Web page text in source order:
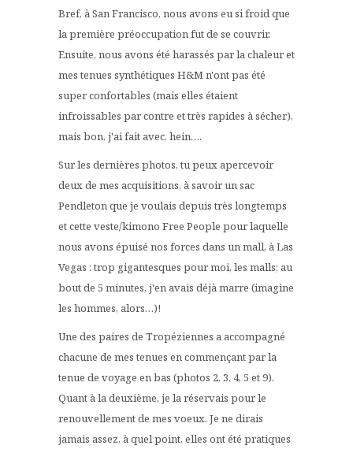
Bref, à San Francisco, nous avons eu si froid que
la première préoccupation fut de se couvrir.
Ensuite, nous avons été harassés par la chaleur et
mes tenues synthétiques H&M n'ont pas été
super confortables (mais elles étaient
infroissables par contre et très rapides à sécher),
mais bon, j'ai fait avec, hein….
Sur les dernières photos, tu peux apercevoir
deux de mes acquisitions, à savoir un sac
Pendleton que je voulais depuis très longtemps
et cette veste/kimono Free People pour laquelle
nous avons épuisé nos forces dans un mall, à Las
Vegas : trop gigantesques pour moi, les malls; au
bout de 5 minutes, j'en avais déjà marre (imagine
les hommes, alors…)!
Une des paires de Tropéziennes a accompagné
chacune de mes tenues en commençant par la
tenue de voyage en bas (photos 2, 3, 4, 5 et 9).
Quant à la deuxième, je la réservais pour le
renouvellement de mes voeux. Je ne dirais
jamais assez, à quel point, elles ont été pratiques